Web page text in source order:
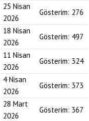
25 Nisan
2026
Gösterim: 276
18 Nisan
2026
Gösterim: 497
11 Nisan
2026
Gösterim: 324
4 Nisan
2026
Gösterim: 373
28 Mart
2026
Gösterim: 367